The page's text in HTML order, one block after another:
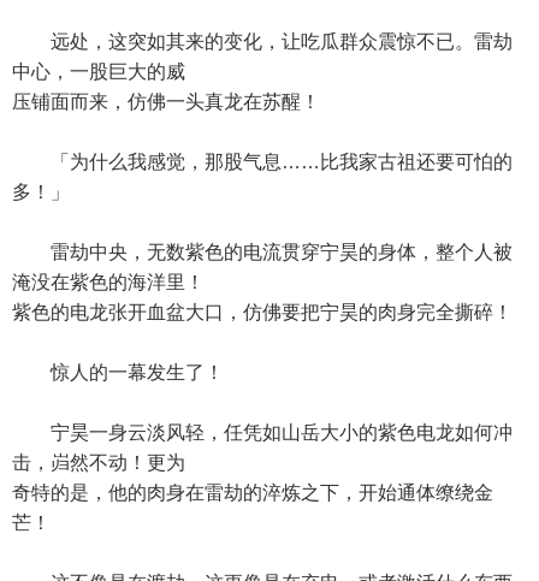
远处，这突如其来的变化，让吃瓜群众震惊不已。雷劫
中心，一股巨大的威
压铺面而来，仿佛一头真龙在苏醒！
「为什么我感觉，那股气息……比我家古祖还要可怕的
多！」
雷劫中央，无数紫色的电流贯穿宁昊的身体，整个人被
淹没在紫色的海洋里！
紫色的电龙张开血盆大口，仿佛要把宁昊的肉身完全撕碎！
惊人的一幕发生了！
宁昊一身云淡风轻，任凭如山岳大小的紫色电龙如何冲
击，岿然不动！更为
奇特的是，他的肉身在雷劫的淬炼之下，开始通体缭绕金
芒！